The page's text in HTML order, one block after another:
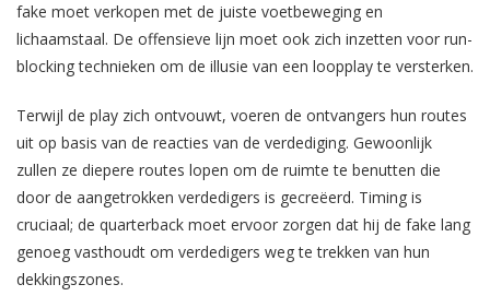
fake moet verkopen met de juiste voetbeweging en
lichaamstaal. De offensieve lijn moet ook zich inzetten voor run-
blocking technieken om de illusie van een loopplay te versterken.
Terwijl de play zich ontvouwt, voeren de ontvangers hun routes
uit op basis van de reacties van de verdediging. Gewoonlijk
zullen ze diepere routes lopen om de ruimte te benutten die
door de aangetrokken verdedigers is gecreëerd. Timing is
cruciaal; de quarterback moet ervoor zorgen dat hij de fake lang
genoeg vasthoudt om verdedigers weg te trekken van hun
dekkingszones.